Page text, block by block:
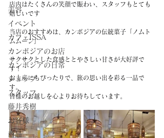
美容
イベント
カフェISSA
カンボジアのお店
カンボジアの日常
ショップ
スタッフ
藤井秀樹
お客様
商品
店内はたくさんの笑顔で賑わい、スタッフもとても
嬉しいです
当店のおすすめは、カンボジアの伝統菓子「ノムト
ムムーン」
サクサクとした食感ととやさしい甘さが大好評で
す！
お土産にもぴったりで、旅の思い出を彩る一品で
す。
皆様のお越しを心よりお待ちしています。